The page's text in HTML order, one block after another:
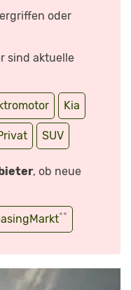
oder
sind aktuelle
Kia
SUV
, ob neue
**